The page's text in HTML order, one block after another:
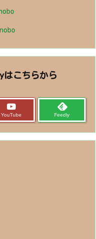
はこちらから
YouTube Feedly